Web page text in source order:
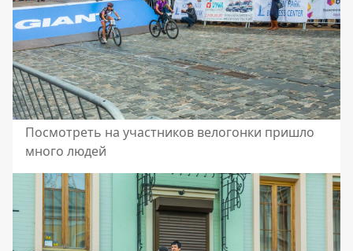
Посмотреть на участников велогонки пришло
много людей